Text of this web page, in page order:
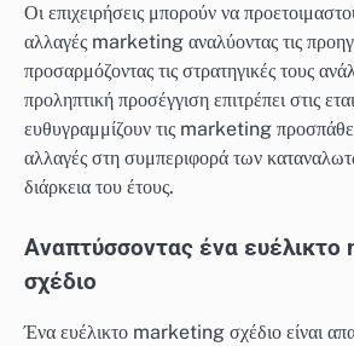
Οι επιχειρήσεις μπορούν να
αλλαγές marketing αναλύοντας τις
προσαρμόζοντας τις στρατηγικές τους
προληπτική προσέγγιση επιτρέπει στις
ευθυγραμμίζουν τις marketing
αλλαγές στη συμπεριφορά των
διάρκεια του έτους.
Αναπτύσσοντας ένα ευέλικτο
σχέδιο
Ένα ευέλικτο marketing σχέδιο είναι